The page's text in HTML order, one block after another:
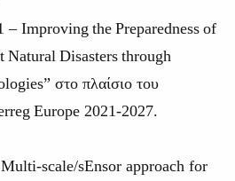
–Improving the Preparedness of
Natural Disasters through
” στο πλαίσιο του
Europe2021-2027.
scale/sEnsor approach for